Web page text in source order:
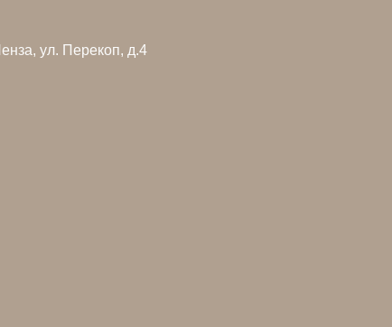
ул. Перекоп, д.4